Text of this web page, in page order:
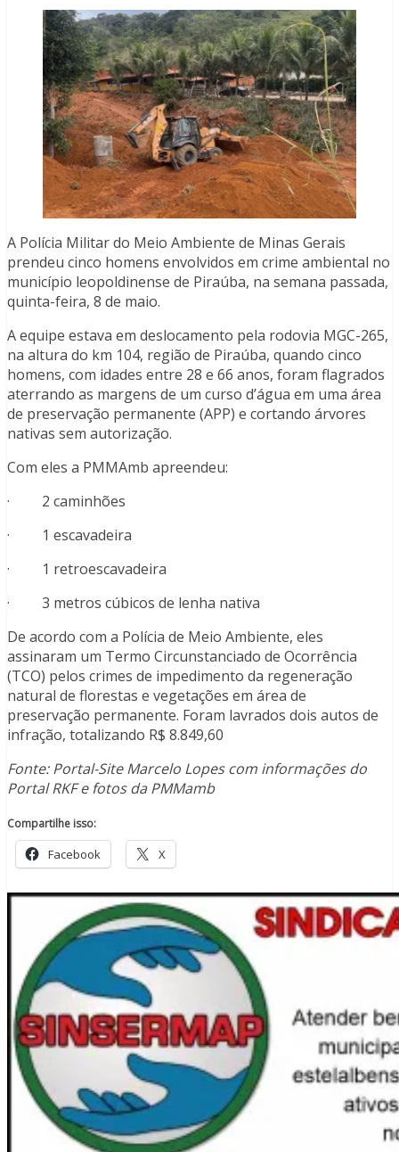
A Polícia Militar do Meio Ambiente de Minas Gerais
prendeu cinco homens envolvidos em crime ambiental no
município leopoldinense de Piraúba, na semana passada,
quinta-feira, 8 de maio.
A equipe estava em deslocamento pela rodovia MGC-265,
na altura do km 104, região de Piraúba, quando cinco
homens, com idades entre 28 e 66 anos, foram flagrados
aterrando as margens de um curso d’água em uma área
de preservação permanente (APP) e cortando árvores
nativas sem autorização.
Com eles a PMMAmb apreendeu:
· 2 caminhões
· 1 escavadeira
· 1 retroescavadeira
· 3 metros cúbicos de lenha nativa
De acordo com a Polícia de Meio Ambiente, eles
assinaram um Termo Circunstanciado de Ocorrência
(TCO) pelos crimes de impedimento da regeneração
natural de florestas e vegetações em área de
preservação permanente. Foram lavrados dois autos de
infração, totalizando R$ 8.849,60
Fonte: Portal-Site Marcelo Lopes com informações do
Portal RKF e fotos da PMMamb
Compartilhe isso:
Facebook X